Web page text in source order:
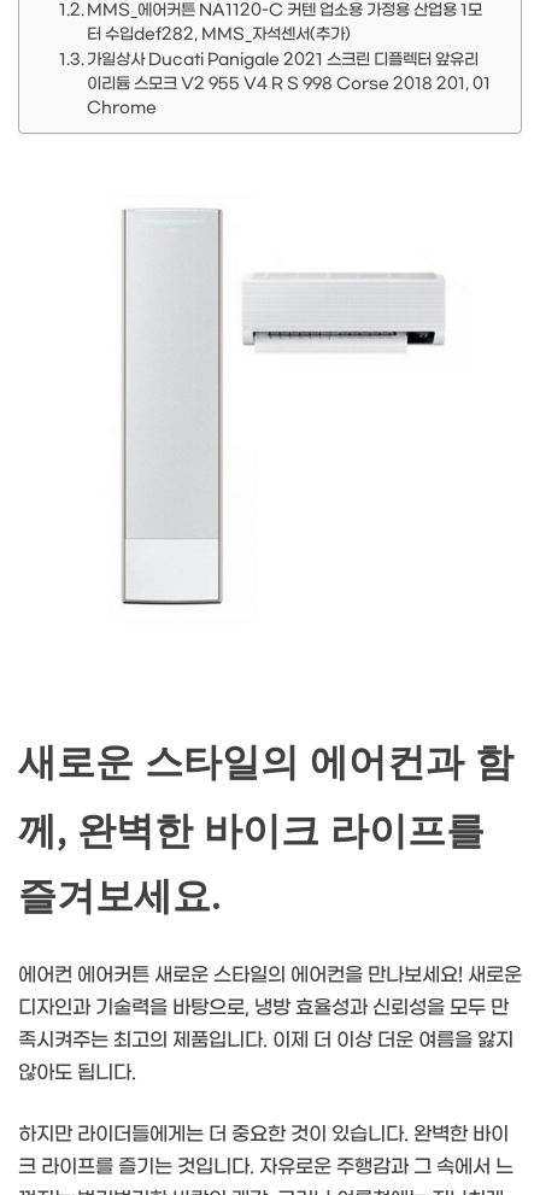
MMS_에어커튼 NA1120-C 커텐 업소용 가정용 산업용 1모
터 수입def282, MMS_자석센서(추가)
가일상사 Ducati Panigale 2021 스크린 디플렉터 앞유리
이리듐 스모크 V2 955 V4 R S 998 Corse 2018 201, 01
Chrome
새로운 스타일의 에어컨과 함
께, 완벽한 바이크 라이프를
즐겨보세요.
에어컨 에어커튼 새로운 스타일의 에어컨을 만나보세요! 새로운
디자인과 기술력을 바탕으로, 냉방 효율성과 신뢰성을 모두 만
족시켜주는 최고의 제품입니다. 이제 더 이상 더운 여름을 앓지
않아도 됩니다.
하지만 라이더들에게는 더 중요한 것이 있습니다. 완벽한 바이
크 라이프를 즐기는 것입니다. 자유로운 주행감과 그 속에서 느